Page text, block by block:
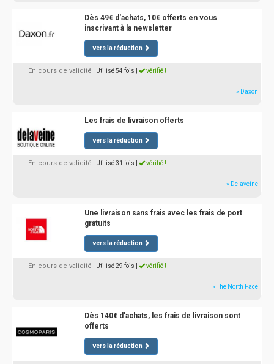
Dès 49€ d'achats, 10€ offerts en vous
inscrivant à la newsletter
vers la réduction
En cours de validité | Utilisé 54 fois vérifié !
» Daxon
Les frais de livraison offerts
vers la réduction
En cours de validité | Utilisé 31 fois vérifié !
» Delaveine
Une livraison sans frais avec les frais de port
gratuits
vers la réduction
En cours de validité | Utilisé 29 fois vérifié !
» The North Face
Dès 140€ d'achats, les frais de livraison sont
offerts
vers la réduction